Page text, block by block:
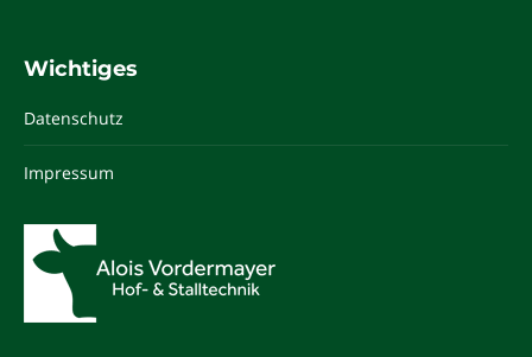
Wichtiges
Datenschutz
Impressum